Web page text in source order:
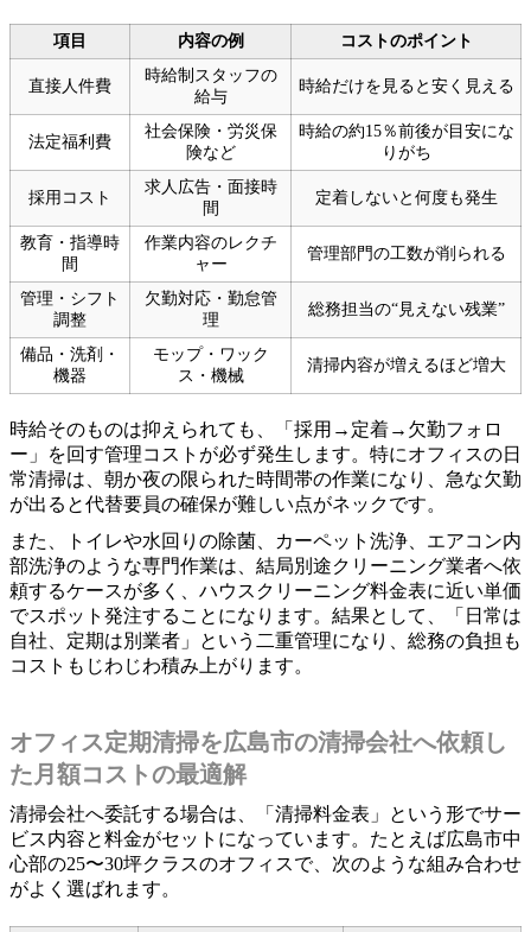
項目 内容の例 コストのポイント
直接人件費
時給制スタッフの
給与
時給だけを見ると安く見える
法定福利費
社会保険・労災保
険など
時給の約15％前後が目安にな
りがち
採用コスト
求人広告・面接時
間
定着しないと何度も発生
教育・指導時
間
作業内容のレクチ
ャー
管理部門の工数が削られる
管理・シフト
調整
欠勤対応・勤怠管
理
総務担当の“見えない残業”
備品・洗剤・
機器
モップ・ワック
ス・機械
清掃内容が増えるほど増大
時給そのものは抑えられても、「採用→定着→欠勤フォロ
ー」を回す管理コストが必ず発生します。特にオフィスの日
常清掃は、朝か夜の限られた時間帯の作業になり、急な欠勤
が出ると代替要員の確保が難しい点がネックです。
また、トイレや水回りの除菌、カーペット洗浄、エアコン内
部洗浄のような専門作業は、結局別途クリーニング業者へ依
頼するケースが多く、ハウスクリーニング料金表に近い単価
でスポット発注することになります。結果として、「日常は
自社、定期は別業者」という二重管理になり、総務の負担も
コストもじわじわ積み上がります。
オフィス定期清掃を広島市の清掃会社へ依頼し
た月額コストの最適解
清掃会社へ委託する場合は、「清掃料金表」という形でサー
ビス内容と料金がセットになっています。たとえば広島市中
心部の25〜30坪クラスのオフィスで、次のような組み合わせ
がよく選ばれます。